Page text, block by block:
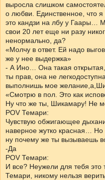
выросла слишком
о любви. Единственное, что
это кандзи на лбу у Гаары…
свои 20 лет еще ни разу
ненормально, да?
«Молчу в ответ. Ей надо
же у нее выдержка»
- А Ино… Она такая
ты прав, она не
выполнишь мое
«Смотрю в пол. Это как
Ну что же ты, Шикамару! Не
POV Темари:
Чувствую обжигающее
наверное жутко красная… Но
ну почему же ты вызываешь
-Да
POV Темари:
И все? Неужели для тебя это
Темари, никому нельзя